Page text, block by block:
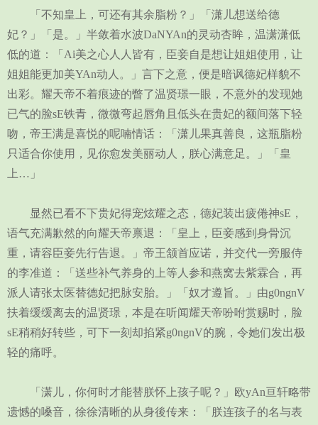
「不知皇上，可还有其余脂粉？」「潇儿想送给德
妃？」「是。」半敛着水波DaNYAn的灵动杏眸，温潇潇低
低的道：「Ai美之心人人皆有，臣妾自是想让姐姐使用，让
姐姐能更加美YAn动人。」言下之意，便是暗讽德妃样貌不
出彩。耀天帝不着痕迹的瞥了温贤璟一眼，不意外的发现她
已气的脸sE铁青，微微弯起唇角且低头在贵妃的额间落下轻
吻，帝王满是喜悦的呢喃情话：「潇儿果真善良，这瓶脂粉
只适合你使用，见你愈发美丽动人，朕心满意足。」「皇
上…」
显然已看不下贵妃得宠炫耀之态，德妃装出疲倦神sE，
语气充满歉然的向耀天帝禀退：「皇上，臣妾感到身骨沉
重，请容臣妾先行告退。」帝王颔首应诺，并交代一旁服侍
的李准道：「送些补气养身的上等人参和燕窝去紫霖合，再
派人请张太医替德妃把脉安胎。」「奴才遵旨。」由g0ngnV
扶着缓缓离去的温贤璟，本是在听闻耀天帝吩咐赏赐时，脸
sE稍稍好转些，可下一刻却掐紧g0ngnV的腕，令她们发出极
轻的痛呼。
「潇儿，你何时才能替朕怀上孩子呢？」欧yAn亘轩略带
遗憾的嗓音，徐徐清晰的从身後传来：「朕连孩子的名与表